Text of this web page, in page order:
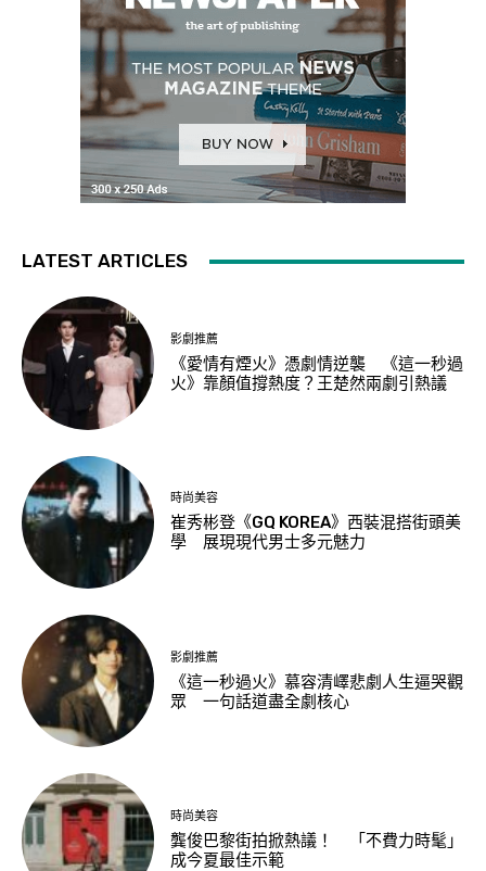
LATEST ARTICLES
影劇推薦
《愛情有煙火》憑劇情逆襲 《這一秒過
火》靠顏值撐熱度？王楚然兩劇引熱議
時尚美容
崔秀彬登《GQ KOREA》西裝混搭街頭美
學 展現現代男士多元魅力
影劇推薦
《這一秒過火》慕容清嶧悲劇人生逼哭觀
眾 一句話道盡全劇核心
時尚美容
龔俊巴黎街拍掀熱議！ 「不費力時髦」
成今夏最佳示範